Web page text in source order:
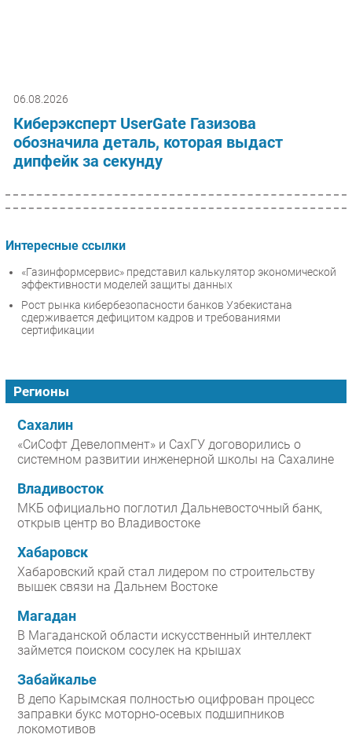
06.08.2026
Киберэксперт UserGate Газизова
обозначила деталь, которая выдаст
дипфейк за секунду
Интересные ссылки
«Газинформсервис» представил калькулятор экономической
эффективности моделей защиты данных
Рост рынка кибербезопасности банков Узбекистана
сдерживается дефицитом кадров и требованиями
сертификации
Регионы
Сахалин
«СиСофт Девелопмент» и СахГУ договорились о
системном развитии инженерной школы на Сахалине
Владивосток
МКБ официально поглотил Дальневосточный банк,
открыв центр во Владивостоке
Хабаровск
Хабаровский край стал лидером по строительству
вышек связи на Дальнем Востоке
Магадан
В Магаданской области искусственный интеллект
займется поиском сосулек на крышах
Забайкалье
В депо Карымская полностью оцифрован процесс
заправки букс моторно-осевых подшипников
локомотивов